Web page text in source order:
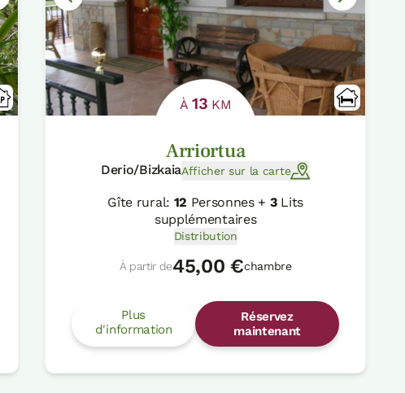
À13 KM
Arriortua
Derio/BizkaiaAfficher sur la carte
Gîte rural: 12 Personnes + 3Lits
supplémentaires
Distribution
À partir de45,00 €chambre
Plus
d'information
Réservez
maintenant